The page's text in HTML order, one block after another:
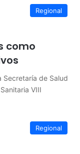
Regional
como
Secretaría de Salud
VIII
Regional